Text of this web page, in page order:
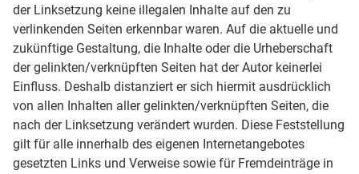
der Linksetzung keine illegalen Inhalte auf den zu
verlinkenden Seiten erkennbar waren. Auf die aktuelle und
zukünftige Gestaltung, die Inhalte oder die Urheberschaft
der gelinkten/verknüpften Seiten hat der Autor keinerlei
Einfluss. Deshalb distanziert er sich hiermit ausdrücklich
von allen Inhalten aller gelinkten/verknüpften Seiten, die
nach der Linksetzung verändert wurden. Diese Feststellung
gilt für alle innerhalb des eigenen Internetangebotes
gesetzten Links und Verweise sowie für Fremdeinträge in